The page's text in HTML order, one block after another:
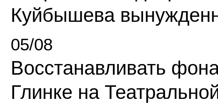
Куйбышева
05/08
Восстанавливать
Глинке на